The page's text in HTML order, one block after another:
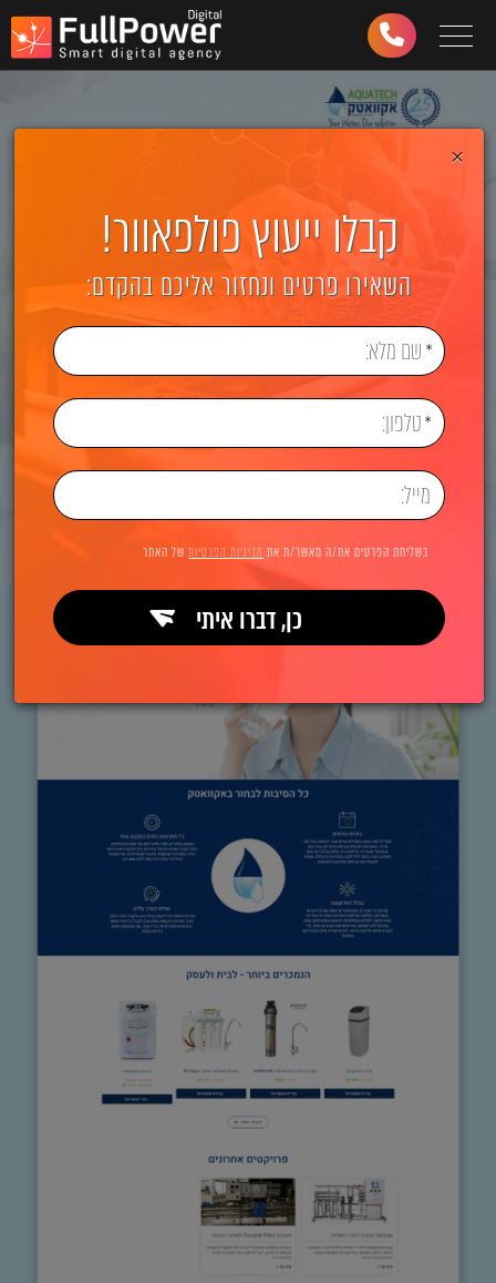
Toggle navigation
03-
6499-
997 ×
קבלו ייעוץ פולפאוור!
השאירו פרטים ונחזור אליכם בהקדם:
בשליחת הפרטים את/ה מאשר/ת את מדיניות הפרטיותשל האתר
כן, דברו איתי